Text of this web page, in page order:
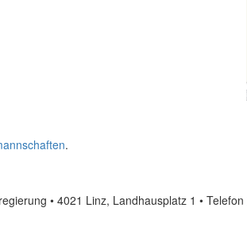
.
• 4021 Linz, Landhausplatz 1 • Telefon